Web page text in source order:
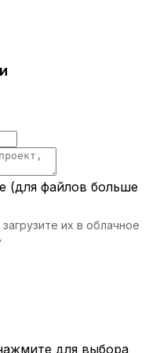
которая
станет
или
столы
заведения.
с
фон для
зоны для
(для файлов больше
их в облачное
для выбора